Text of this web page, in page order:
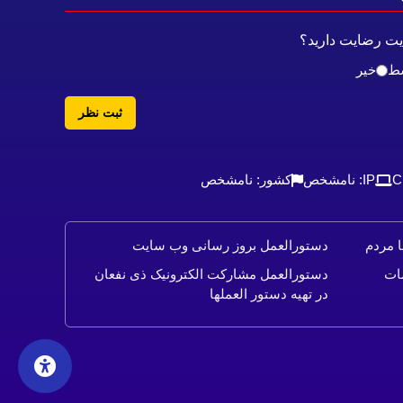
رضایت دارید؟
خیر
ثبت نظر
IP: نامشخص کشور: نامشخص
مردم
دستورالعمل بروز رسانی وب سایت
دستورالعمل مشارکت الکترونیک ذی نفعان
در تهیه دستور العملها